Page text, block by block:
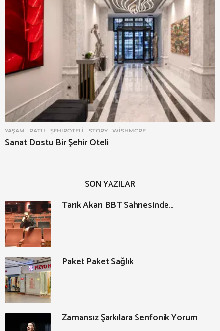
YAŞAM RATU ,ŞEHIROTELI ,STORY ,WISHMORE
Sanat Dostu Bir Şehir Oteli
SON YAZILAR
Tarık Akan BBT Sahnesinde…
Paket Paket Sağlık
Zamansız Şarkılara Senfonik Yorum